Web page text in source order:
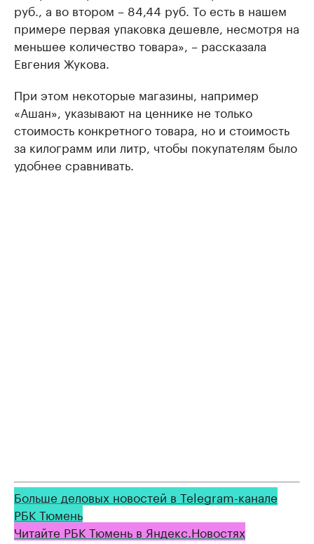
руб., а во втором – 84,44 руб. То есть в нашем
примере первая упаковка дешевле, несмотря на
меньшее количество товара», – рассказала
Евгения Жукова.
При этом некоторые магазины, например
«Ашан», указывают на ценнике не только
стоимость конкретного товара, но и стоимость
за килограмм или литр, чтобы покупателям было
удобнее сравнивать.
Больше деловых новостей в Telegram-канале
РБК Тюмень
Читайте РБК Тюмень в Яндекс.Новостях